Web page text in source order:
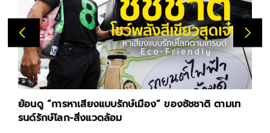
ย้อนดู “การหาเสียงแบบรักษ์เมือง” ของชัชชาติ ตามเท
รนด์รักษ์โลก-สิ่งแวดล้อม